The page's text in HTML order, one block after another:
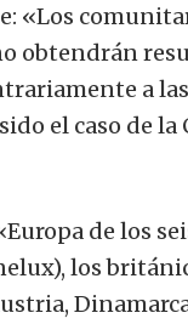
«Los
obtendrán
a
el caso de la
de los
los